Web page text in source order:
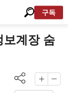
구독
보계장 숨